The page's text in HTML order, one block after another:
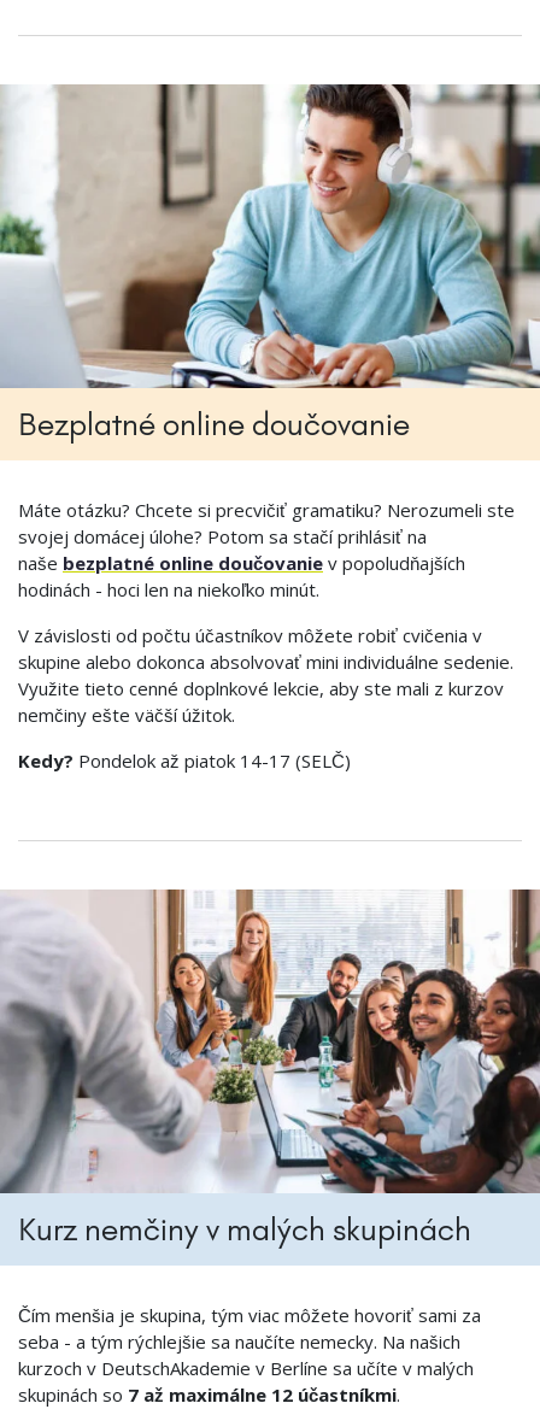
Bezplatné online doučovanie
Máte otázku? Chcete si precvičiť gramatiku? Nerozumeli ste
svojej domácej úlohe? Potom sa stačí prihlásiť na
naše bezplatné online doučovanie v popoludňajších
hodinách - hoci len na niekoľko minút.
V závislosti od počtu účastníkov môžete robiť cvičenia v
skupine alebo dokonca absolvovať mini individuálne sedenie.
Využite tieto cenné doplnkové lekcie, aby ste mali z kurzov
nemčiny ešte väčší úžitok.
Kedy? Pondelok až piatok 14-17 (SELČ)
Kurz nemčiny v malých skupinách
Čím menšia je skupina, tým viac môžete hovoriť sami za
seba - a tým rýchlejšie sa naučíte nemecky. Na našich
kurzoch v DeutschAkademie v Berlíne sa učíte v malých
skupinách so 7 až maximálne 12 účastníkmi.